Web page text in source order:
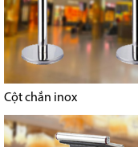
Cột chắn inox